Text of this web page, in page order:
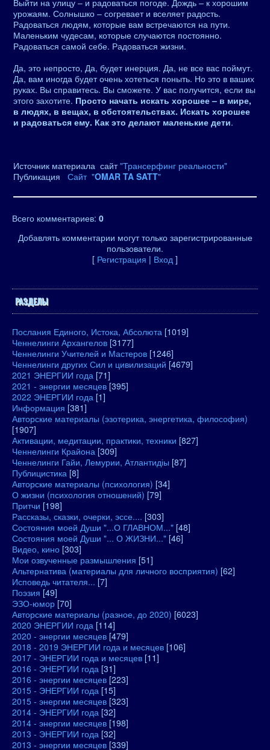
Выйти на улицу – и радоваться погоде. Дождь – к хорошим
урожаям. Солнышко – согревает и вселяет радость.
Радоваться людям, которые вам встречаются на пути.
Маленьким чудесам, которые случаются постоянно.
Радоваться самой себе. Радоваться жизни.
Да, это непросто, Да, будет инерция. Да, не все вас поймут.
Да, вам иногда будет очень хотеться поныть. Но это в ваших
руках. Вы справитесь. Вы сможете. У вас получится, если вы
этого захотите. Просто начать искать хорошее – в мире,
в людях, в вещах, в обстоятельствах. Искать хорошее
и радоваться ему. Как это делают маленькие дети.
Источник материала сайт"Трансерфинг реальности"
Публикация
Сайт "OMAR TA SATT"
Всего комментариев: 0
Добавлять комментарии могут только зарегистрированные
пользователи.
[ Регистрация | Вход ]
РАЗДЕЛЫ
Послания Единого, Истока, Абсолюта [1019]
Ченнелинги Архангелов [3177]
Ченнелинги Учителей и Мастеров [1246]
Ченнелинги других Сил и цивилизаций [4679]
2021 ЭНЕРГИИ года [71]
2021 - энергии месяцев [395]
2022 ЭНЕРГИИ года [1]
Информация [381]
Авторские материалы (эзотерика, энергетика, философия)
[1907]
Активации, медитации, практики, техники [827]
Ченнелинги Крайона [309]
Ченнелинги Гайи, Лемурии, Атлантидіы [87]
Публицистика [8]
Авторские материалы (психология) [34]
О жизни (психология отношений) [79]
Притчи [198]
Рассказы, сказки, очерки, эссе.... [303]
Состояния моей Души "...О ГЛАВНОМ..." [48]
Состояния моей Души "... О ЖИЗНИ..." [46]
Видео, кино [303]
Мои озвученные размышления [51]
Альтернатива (материалы для личного восприятия) [62]
Исповедь читателя... [7]
Поэзия [49]
ЭЗО-юмор [70]
Авторские материалы (разное, до 2020) [6023]
2020 ЭНЕРГИИ года [114]
2020 - энергии месяцев [479]
2018 - 2019 ЭНЕРГИИ года и месяцев [106]
2017 - ЭНЕРГИИ года и месяцев [11]
2016 - ЭНЕРГИИ года [31]
2016 - энергии месяцев [223]
2015 - ЭНЕРГИИ года [15]
2015 - энергии месяцев [323]
2014 - ЭНЕРГИИ года [32]
2014 - энергии месяцев [198]
2013 - ЭНЕРГИИ года [32]
2013 - энергии месяцев [339]